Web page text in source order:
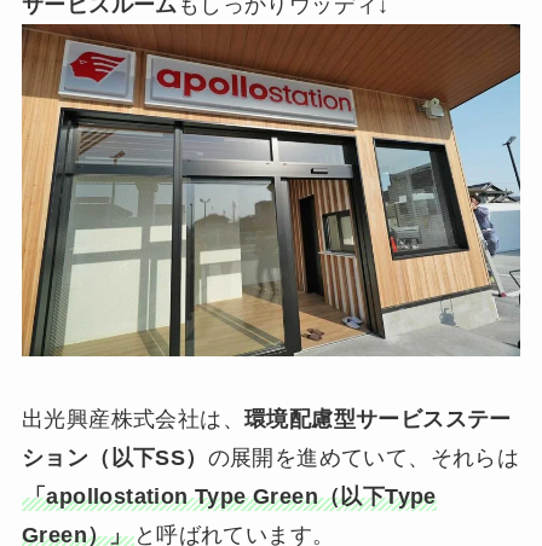
サービスルーム もしっかりウッディ↓
出光興産株式会社は、 環境配慮型サービスステー
ション（以下SS） の展開を進めていて、それらは
「apollostation Type Green（以下Type
Green）」と呼ばれています。